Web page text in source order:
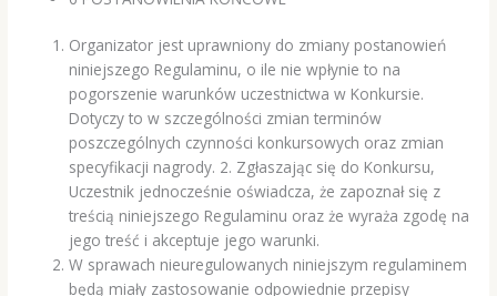
Organizator jest uprawniony do zmiany postanowień
niniejszego Regulaminu, o ile nie wpłynie to na
pogorszenie warunków uczestnictwa w Konkursie.
Dotyczy to w szczególności zmian terminów
poszczególnych czynności konkursowych oraz zmian
specyfikacji nagrody. 2. Zgłaszając się do Konkursu,
Uczestnik jednocześnie oświadcza, że zapoznał się z
treścią niniejszego Regulaminu oraz że wyraża zgodę na
jego treść i akceptuje jego warunki.
W sprawach nieuregulowanych niniejszym regulaminem
będą miały zastosowanie odpowiednie przepisy